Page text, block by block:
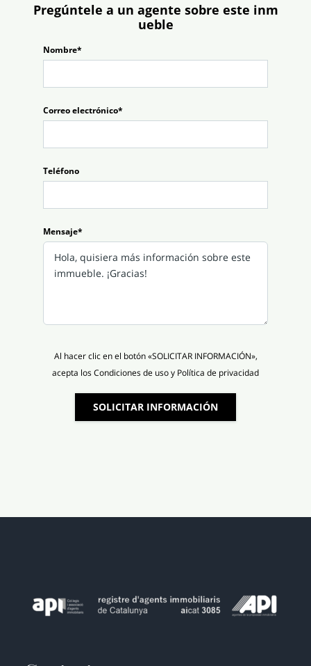
Pregúntele a un agente sobre este inm
ueble
Nombre*
Correo electrónico*
Teléfono
Mensaje*
Al hacer clic en el botón «SOLICITAR INFORMACIÓN»,
acepta los Condiciones de uso y Política de privacidad
SOLICITAR INFORMACIÓN